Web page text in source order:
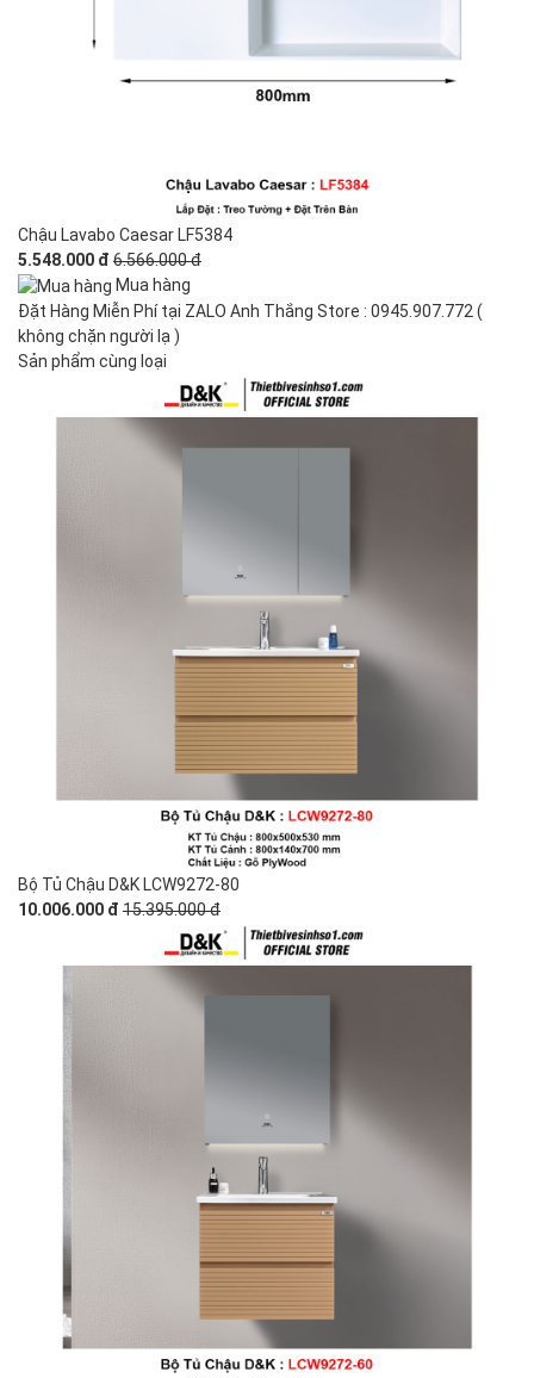
Chậu Lavabo Caesar LF5384
5.548.000 đ 6.566.000 đ
Mua hàng
Đặt Hàng Miễn Phí tại ZALO Anh Thắng Store : 0945.907.772 (
không chặn người lạ )
Sản phẩm cùng loại
Bộ Tủ Chậu D&K LCW9272-80
10.006.000 đ 15.395.000 đ